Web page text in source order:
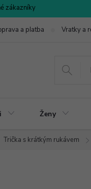
zákazníky
a platba Vratky a
Ženy
Trička s krátkým rukávem